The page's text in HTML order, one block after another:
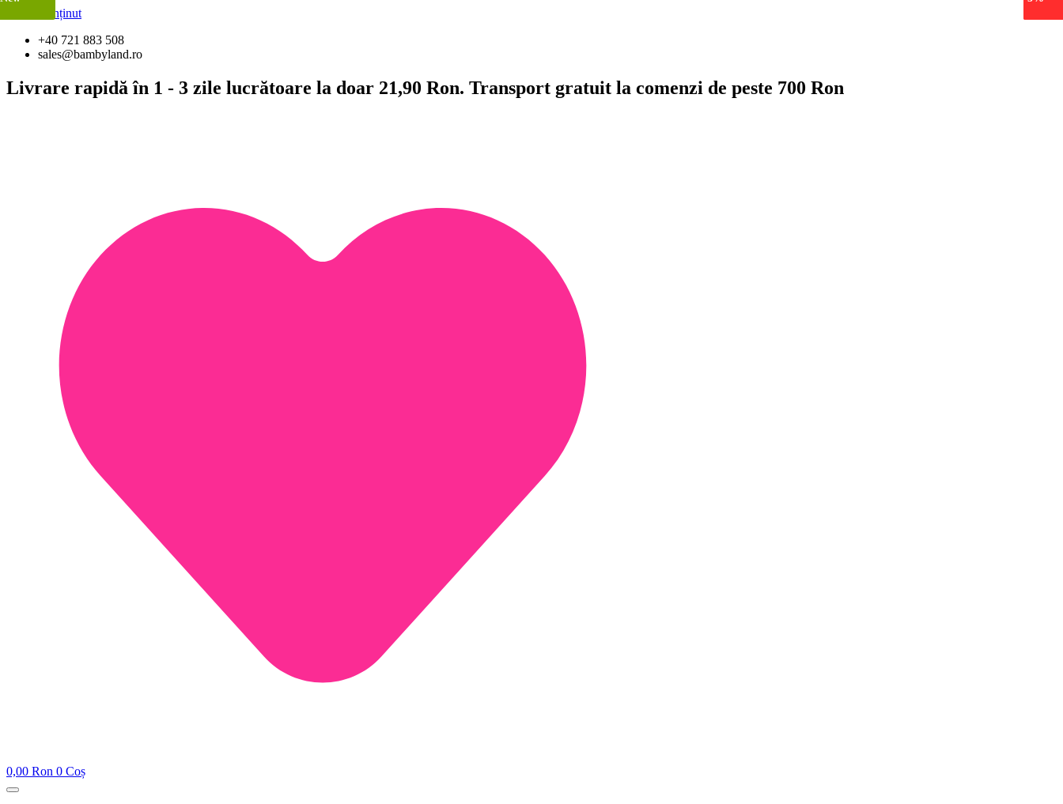
Sari la conținut
+40 721 883 508
sales@bambyland.ro
Livrare rapidă în 1 - 3 zile lucrătoare la doar 21,90 Ron. Transport gratuit la comenzi de peste 700 Ron
0,00 Ron 0 Coș